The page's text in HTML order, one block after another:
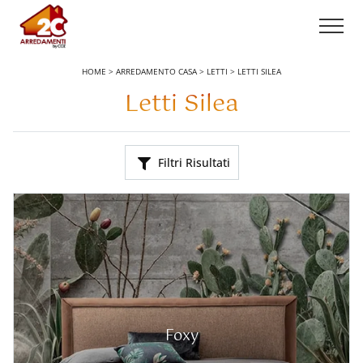
HOME > ARREDAMENTO CASA> LETTI > LETTI SILEA
Letti Silea
Filtri Risultati
Foxy